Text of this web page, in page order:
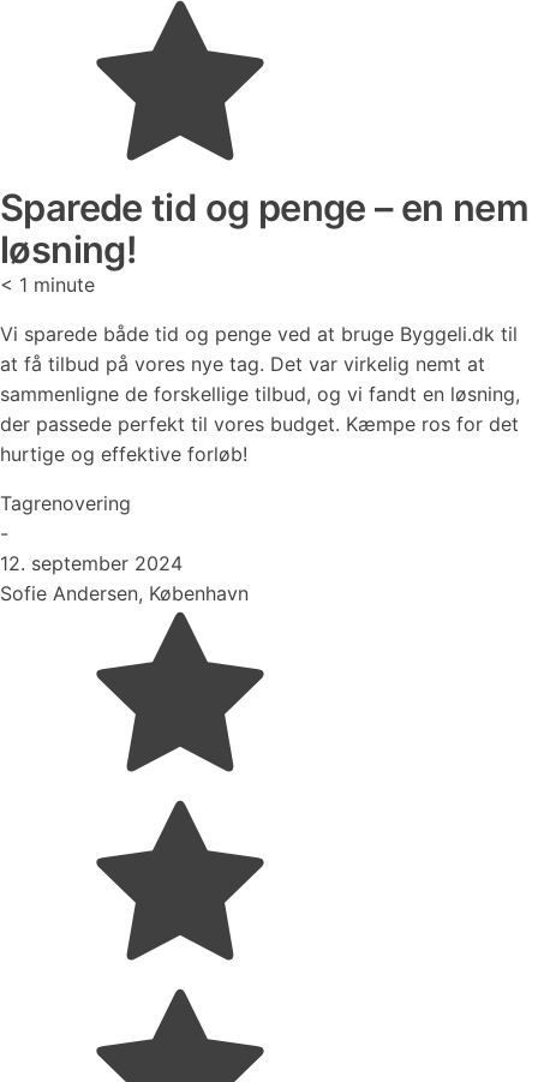
Sparede tid og penge – en nem
løsning!
< 1 minute
Vi sparede både tid og penge ved at bruge Byggeli.dk til
at få tilbud på vores nye tag. Det var virkelig nemt at
sammenligne de forskellige tilbud, og vi fandt en løsning,
der passede perfekt til vores budget. Kæmpe ros for det
hurtige og effektive forløb!
Tagrenovering
-
12. september 2024
Sofie Andersen, København